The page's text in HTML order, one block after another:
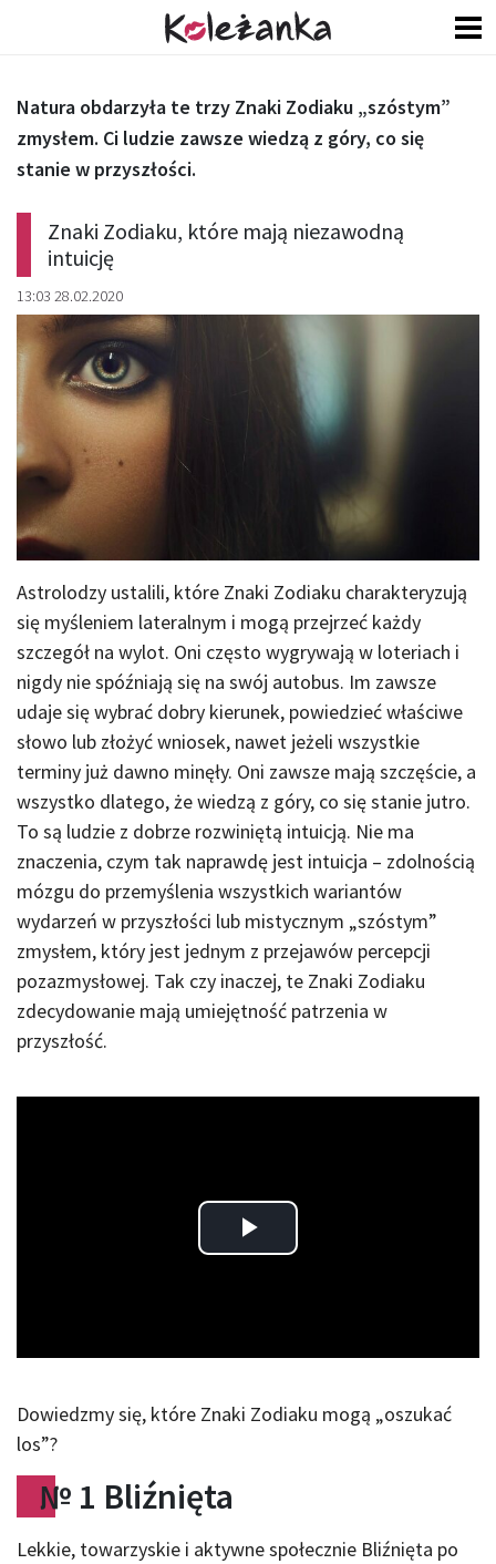
Znaki Zodiaku, które mają niezawodną
intuicję
13:03 28.02.2020
Natura obdarzyła te trzy Znaki Zodiaku „szóstym”
zmysłem. Ci ludzie zawsze wiedzą z góry, co się
stanie w przyszłości.
Astrolodzy ustalili, które Znaki Zodiaku charakteryzują
się myśleniem lateralnym i mogą przejrzeć każdy
szczegół na wylot. Oni często wygrywają w loteriach i
nigdy nie spóźniają się na swój autobus. Im zawsze
udaje się wybrać dobry kierunek, powiedzieć właściwe
słowo lub złożyć wniosek, nawet jeżeli wszystkie
terminy już dawno minęły. Oni zawsze mają szczęście, a
wszystko dlatego, że wiedzą z góry, co się stanie jutro.
To są ludzie z dobrze rozwiniętą intuicją. Nie ma
znaczenia, czym tak naprawdę jest intuicja – zdolnością
mózgu do przemyślenia wszystkich wariantów
wydarzeń w przyszłości lub mistycznym „szóstym”
zmysłem, który jest jednym z przejawów percepcji
pozazmysłowej. Tak czy inaczej, te Znaki Zodiaku
zdecydowanie mają umiejętność patrzenia w
przyszłość.
Play
Dowiedzmy się, które Znaki Zodiaku mogą „oszukać
los”?
№ 1 Bliźnięta
Lekkie, towarzyskie i aktywne społecznie Bliźnięta po